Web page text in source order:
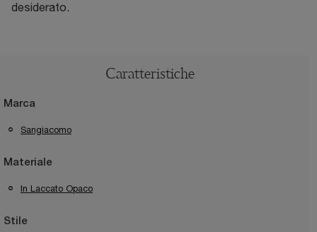
desiderato.
Caratteristiche
Marca
Sangiacomo
Materiale
In Laccato Opaco
Stile